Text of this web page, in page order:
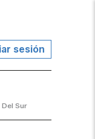
sesión
Sur